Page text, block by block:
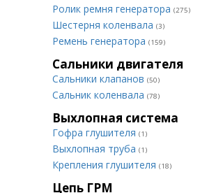
Ролик ремня генератора (275)
Шестерня коленвала (3)
Ремень генератора (159)
Сальники двигателя
Сальники клапанов (50)
Сальник коленвала (78)
Выхлопная система
Гофра глушителя (1)
Выхлопная труба (1)
Крепления глушителя (18)
Цепь ГРМ